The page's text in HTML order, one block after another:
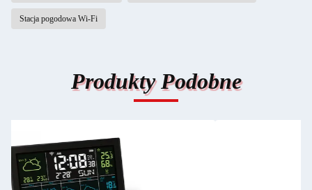
Stacja pogodowa Wi-Fi
Produkty Podobne